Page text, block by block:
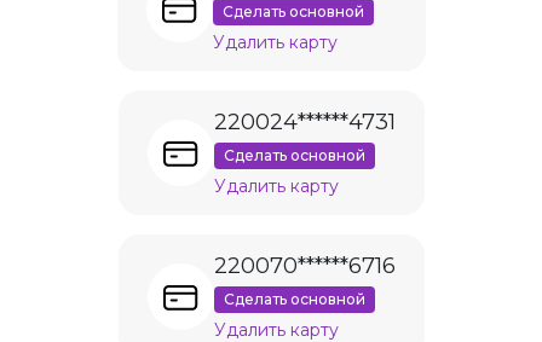
Сделать основной
Удалить карту
220024******4731
Сделать основной
Удалить карту
220070******6716
Сделать основной
Удалить карту